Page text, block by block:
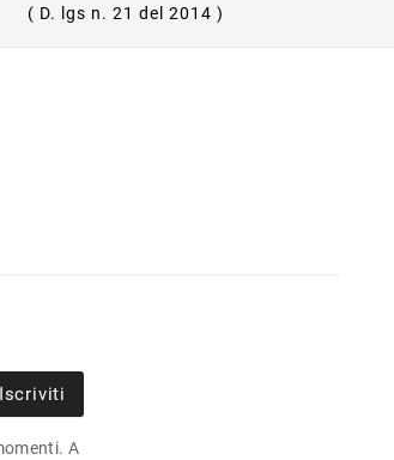
( D. lgs n. 21 del 2014 )
Iscriviti
A